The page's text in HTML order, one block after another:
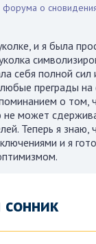
форума о
и я была
себя полной сил
преграды на
о том,
не может
Теперь я знаю,
и я